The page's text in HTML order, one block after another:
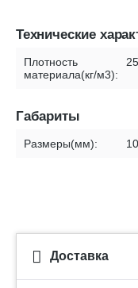
Технические
Плотность
материала(кг/м3):
Габариты
Размеры(мм):
Доставка